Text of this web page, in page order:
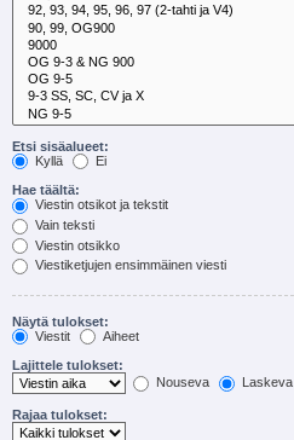
Etsi sisäalueet:
Kyllä
Ei
Hae täältä:
Viestin otsikot ja tekstit
Vain teksti
Viestin otsikko
Viestiketjujen ensimmäinen viesti
Näytä tulokset:
Viestit
Aiheet
Lajittele tulokset:
Nouseva
Laskeva
Rajaa tulokset: